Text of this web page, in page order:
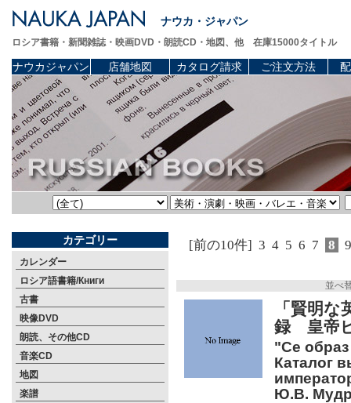
ナウカ・ジャパン
ロシア書籍・新聞雑誌・映画DVD・朗読CD・地図、他 在庫15000タイトル
ナウカジャパン 店舗地図 カタログ請求 ご注文方法
カテゴリー
カレンダー
ロシア語書籍/Книги
古書
映像DVD
朗読、その他CD
音楽CD
地図
楽譜
[前の10件] 3 4 5 6 7 8 9
並べ
「賢明
録 皇帝
"Се
Каталог
Ю.В.